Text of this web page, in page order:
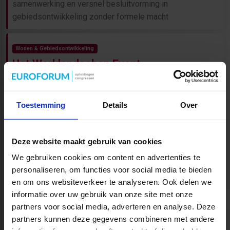
Toestemming Details Over
Deze website maakt gebruik van cookies
We gebruiken cookies om content en advertenties te
personaliseren, om functies voor social media te bieden
en om ons websiteverkeer te analyseren. Ook delen we
informatie over uw gebruik van onze site met onze
partners voor social media, adverteren en analyse. Deze
partners kunnen deze gegevens combineren met andere
samenwerking en versnel besluitvorming in
gebiedsontwikkeling zonder formele macht
Wonen & Gebiedsontwikkeling
Het Werklandschap Event
Vliegende start naar het bedrijventerrein van morgen
NIEUW!
Stikstofdepositie
2-daagse cursus Stikstofdepositie. Een cursus met
praktische kennis van wetgeving, stikstofonderzoek,
vergunningen en AERIUS-berekeningen. Meer informatie..
Nieuwe cursus!